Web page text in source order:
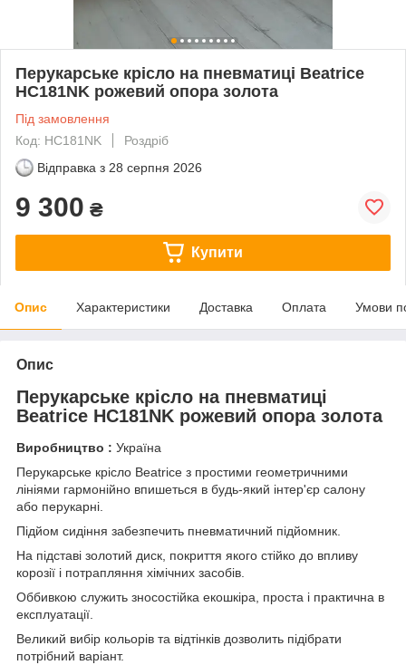
Перукарське крісло на пневматиці Beatrice
HC181NK рожевий опора золота
Під замовлення
Код: HC181NK
Роздріб
Відправка з 28 серпня 2026
9 300 ₴
Купити
Опис Характеристики Доставка Оплата Умови
Опис
Перукарське крісло на пневматиці
Beatrice HC181NK рожевий опора золота
Виробництво : Україна
Перукарське крісло Beatrice з простими геометричними
лініями гармонійно впишеться в будь-який інтер'єр салону
або перукарні.
Підйом сидіння забезпечить пневматичний підйомник.
На підставі золотий диск, покриття якого стійко до впливу
корозії і потрапляння хімічних засобів.
Оббивкою служить зносостійка екошкіра, проста і практична в
експлуатації.
Великий вибір кольорів та відтінків дозволить підібрати
потрібний варіант.